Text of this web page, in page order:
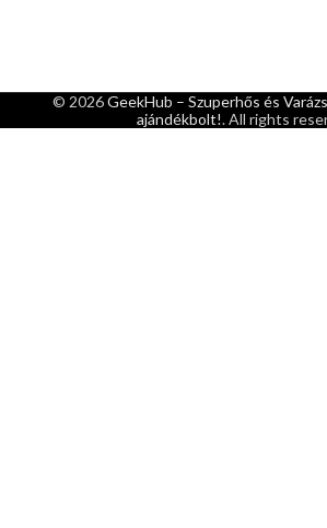
© 2026GeekHub – Szuperhős és
ajándékbolt!. All rights